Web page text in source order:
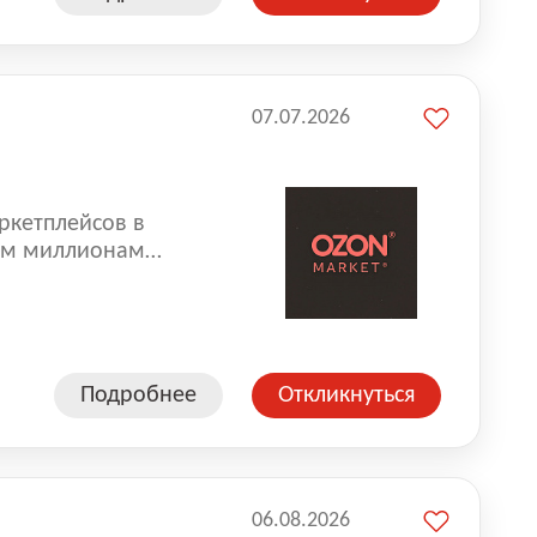
в
миллионам
сети, где
Ozon
Подробнее
07.07.2026
Откликнуться
06.08.2026